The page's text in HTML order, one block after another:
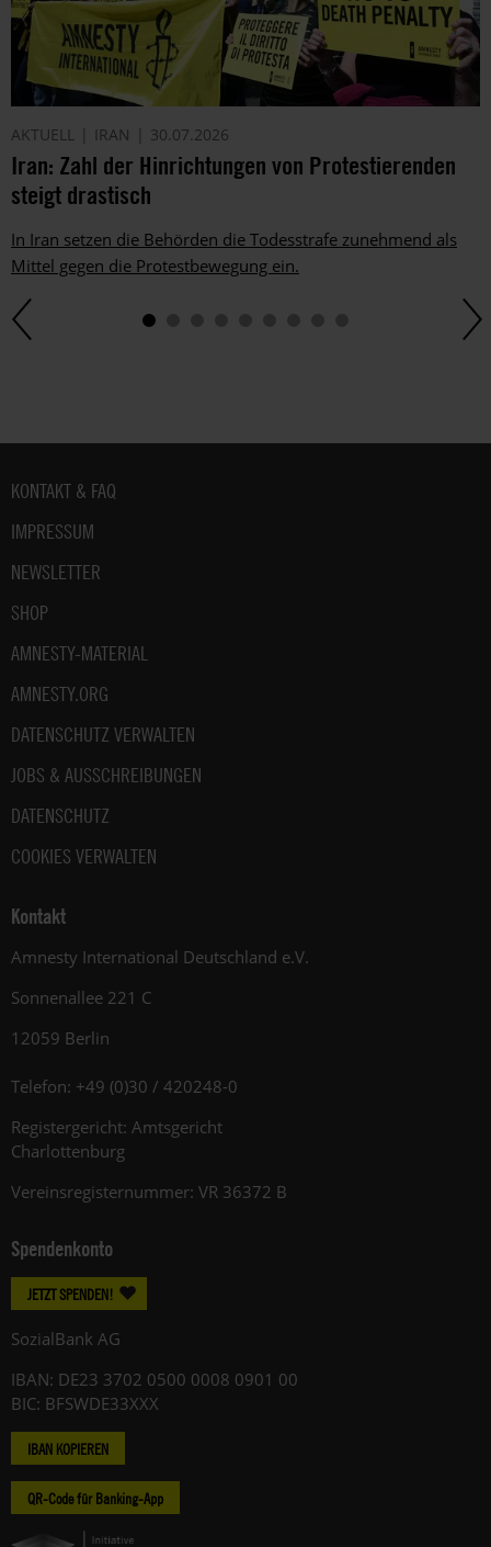
AKTUELL IRAN 30.07.2026
Iran: Zahl der Hinrichtungen von Protestierenden
steigt drastisch
In Iran setzen die Behörden die Todesstrafe zunehmend als
Mittel gegen die Protestbewegung ein.
Fußbereich
KONTAKT & FAQ
IMPRESSUM
NEWSLETTER
SHOP
AMNESTY-MATERIAL
AMNESTY.ORG
DATENSCHUTZ VERWALTEN
JOBS & AUSSCHREIBUNGEN
DATENSCHUTZ
COOKIES VERWALTEN
Kontakt
Amnesty International Deutschland e.V.
Sonnenallee 221 C
12059 Berlin
Telefon: +49 (0)30 / 420248-0
Registergericht: Amtsgericht
Charlottenburg
Vereinsregisternummer: VR 36372 B
Spendenkonto
JETZT SPENDEN!
SozialBank AG
IBAN: DE23 3702 0500 0008 0901 00
BIC: BFSWDE33XXX
IBAN KOPIEREN
QR-Code für Banking-App